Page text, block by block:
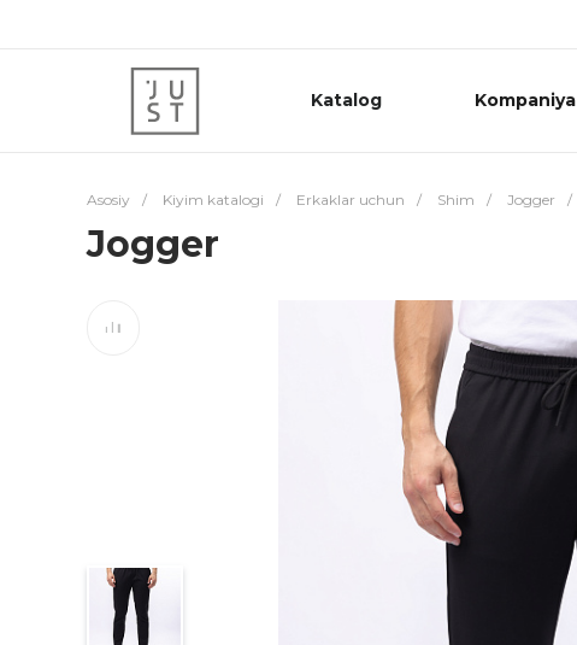
Katalog Kompaniya
Asosiy / Kiyim katalogi / Erkaklar uchun / Shim / Jogger /
Jogger